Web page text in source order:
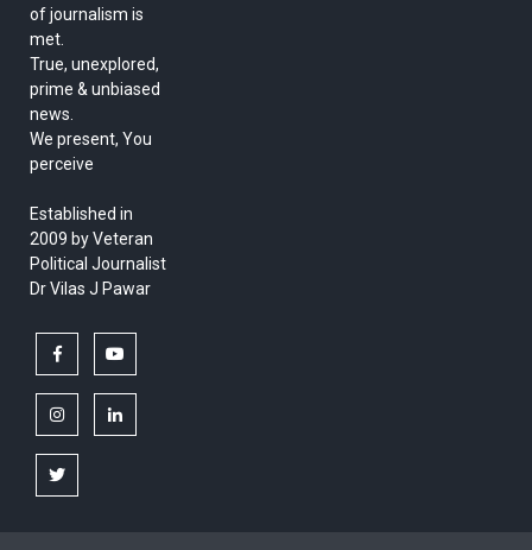
of journalism is
met.
True, unexplored,
prime & unbiased
news.
We present, You
perceive
Established in
2009 by Veteran
Political Journalist
Dr Vilas J Pawar
facebook
instagramlinkedin
twitter